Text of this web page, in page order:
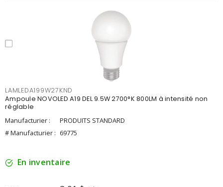
LAMLEDA199W27KND
Ampoule NOVOLED A19 DEL 9.5W 2700°K 800LM à intensité non
réglable
Manufacturier :
PRODUITS STANDARD
# Manufacturier : 69775
En inventaire